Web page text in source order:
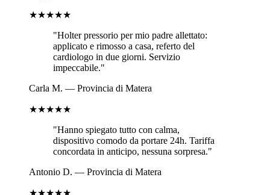
★★★★★
"Holter pressorio per mio padre allettato:
applicato e rimosso a casa, referto del
cardiologo in due giorni. Servizio
impeccabile."
Carla M. — Provincia di Matera
★★★★★
"Hanno spiegato tutto con calma,
dispositivo comodo da portare 24h. Tariffa
concordata in anticipo, nessuna sorpresa."
Antonio D. — Provincia di Matera